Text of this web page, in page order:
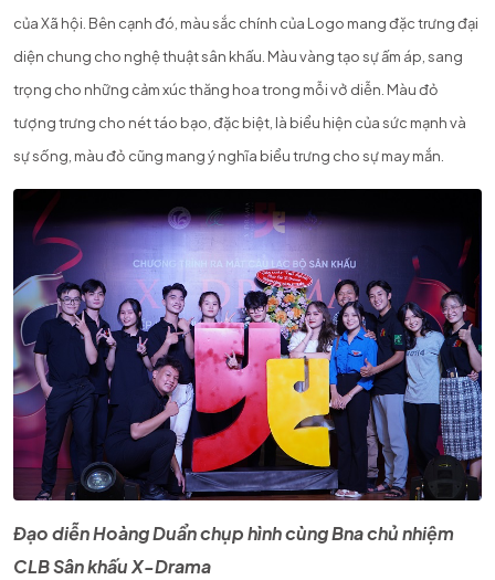
của Xã hội. Bên cạnh đó, màu sắc chính của Logo mang đặc trưng đại
diện chung cho nghệ thuật sân khấu. Màu vàng tạo sự ấm áp, sang
trọng cho những cảm xúc thăng hoa trong mỗi vở diễn. Màu đỏ
tượng trưng cho nét táo bạo, đặc biệt, là biểu hiện của sức mạnh và
sự sống, màu đỏ cũng mang ý nghĩa biểu trưng cho sự may mắn.
Đạo diễn Hoàng Duẩn chụp hình cùng Bna chủ nhiệm
CLB Sân khấu X-Drama